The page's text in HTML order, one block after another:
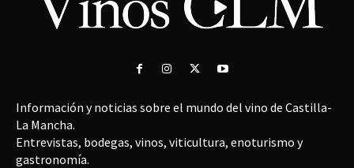
Información y noticias sobre el mundo del vino de Castilla-
La Mancha.
Entrevistas, bodegas, vinos, viticultura, enoturismo y
gastronomía.